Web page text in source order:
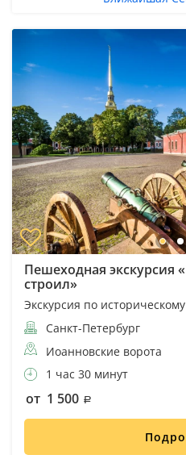
Пешеходная экскурсия
строил»
Экскурсия по
Санкт-Петербург
Иоанновские ворота
1 час 30 минут
от 1 500